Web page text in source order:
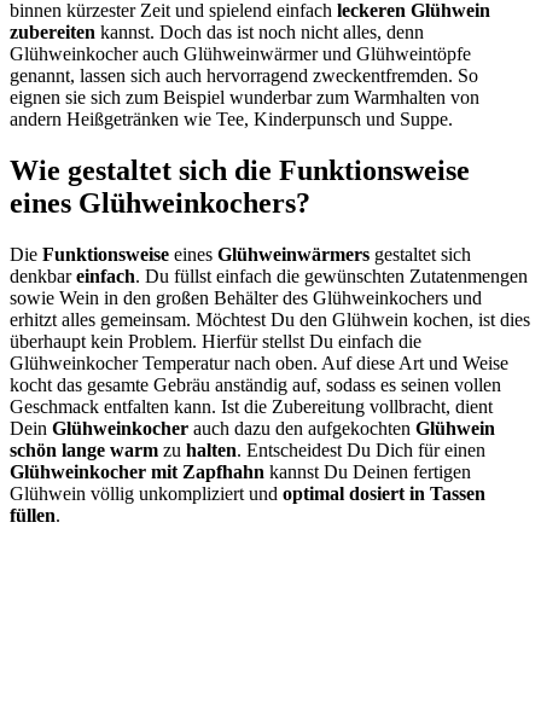
binnen kürzester Zeit und spielend einfach leckeren Glühwein
zubereiten kannst. Doch das ist noch nicht alles, denn
Glühweinkocher auch Glühweinwärmer und Glühweintöpfe
genannt, lassen sich auch hervorragend zweckentfremden. So
eignen sie sich zum Beispiel wunderbar zum Warmhalten von
andern Heißgetränken wie Tee, Kinderpunsch und Suppe.
Wie gestaltet sich die Funktionsweise
eines Glühweinkochers?
Die Funktionsweise eines Glühweinwärmers gestaltet sich
denkbareinfach. Du füllst einfach die gewünschten Zutatenmengen
sowie Wein in den großen Behälter des Glühweinkochers und
erhitzt alles gemeinsam. Möchtest Du den Glühwein kochen, ist dies
überhaupt kein Problem. Hierfür stellst Du einfach die
Glühweinkocher Temperatur nach oben. Auf diese Art und Weise
kocht das gesamte Gebräu anständig auf, sodass es seinen vollen
Geschmack entfalten kann. Ist die Zubereitung vollbracht, dient
Dein Glühweinkocher auch dazu den aufgekochten Glühwein
schön lange warm zu halten. Entscheidest Du Dich für einen
Glühweinkocher mit Zapfhahn kannst Du Deinen fertigen
Glühwein völlig unkompliziert und optimal dosiert in Tassen
füllen.